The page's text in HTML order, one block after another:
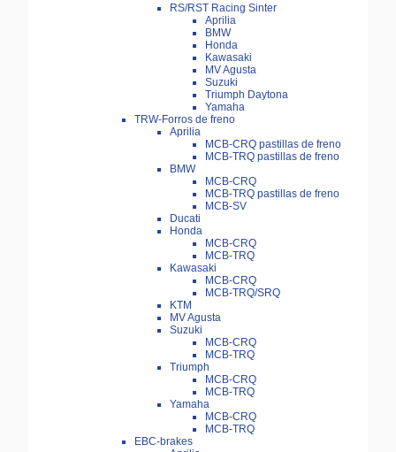
RS/RST Racing Sinter
Aprilia
BMW
Honda
Kawasaki
MV Agusta
Suzuki
Triumph Daytona
Yamaha
TRW-Forros de freno
Aprilia
MCB-CRQ pastillas de freno
MCB-TRQ pastillas de freno
BMW
MCB-CRQ
MCB-TRQ pastillas de freno
MCB-SV
Ducati
Honda
MCB-CRQ
MCB-TRQ
Kawasaki
MCB-CRQ
MCB-TRQ/SRQ
KTM
MV Agusta
Suzuki
MCB-CRQ
MCB-TRQ
Triumph
MCB-CRQ
MCB-TRQ
Yamaha
MCB-CRQ
MCB-TRQ
EBC-brakes